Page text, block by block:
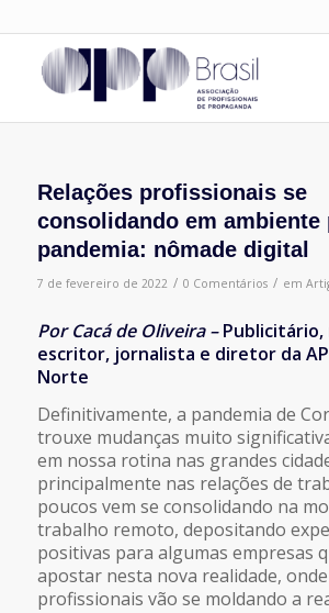
Relações profissionais se
consolidando em ambiente
pandemia: nômade digital
7 de fevereiro de 2022 / 0 Comentários / em
Por Cacá de Oliveira –
escritor, jornalista e diretor da
Norte
Definitivamente, a pandemia de
trouxe mudanças muito
em nossa rotina nas grandes
principalmente nas relações de
poucos vem se consolidando na
trabalho remoto, depositando
positivas para algumas empresas
apostar nesta nova realidade,
profissionais vão se moldando a